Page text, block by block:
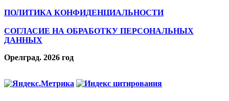
ПОЛИТИКА КОНФИДЕНЦИАЛЬНОСТИ
СОГЛАСИЕ НА ОБРАБОТКУ ПЕРСОНАЛЬНЫХ
ДАННЫХ
Орелград. 2026 год